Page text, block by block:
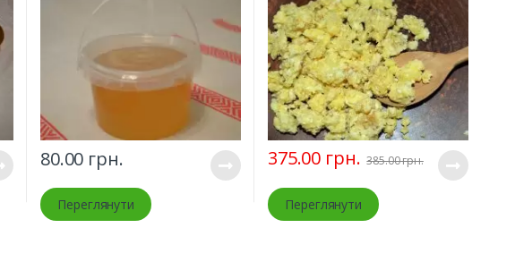
80.00 грн.
Переглянути
375.00 грн. 385.00грн.
Переглянути